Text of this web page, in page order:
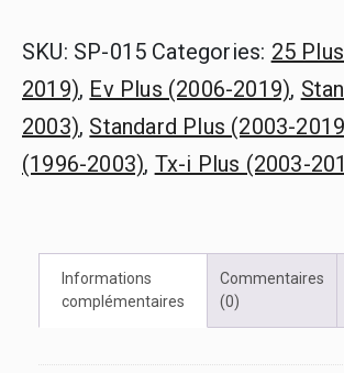
Plus
2003-
2019)
quantité
SKU: SP-015 Categories: 25
2019), Ev Plus (2006-2019),
2003), Standard Plus (2003-
(1996-2003), Tx-i Plus (2003-
Informations
complémentaires
Commentaires
(0)